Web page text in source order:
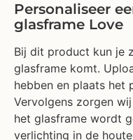
Personaliseer
glasframe Love
Bij dit product kun je
glasframe komt.
hebben en plaats het
Vervolgens zorgen
het glasframe wordt
verlichting in de